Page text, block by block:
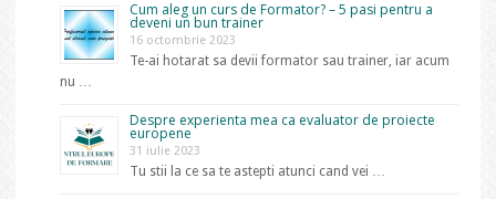
Cum aleg un curs de Formator? – 5 pasi pentru a
deveni un bun trainer
16 octombrie 2023
Te-ai hotarat sa devii formator sau trainer, iar acum
nu …
Despre experienta mea ca evaluator de proiecte
europene
31 iulie 2023
Tu stii la ce sa te astepti atunci cand vei …